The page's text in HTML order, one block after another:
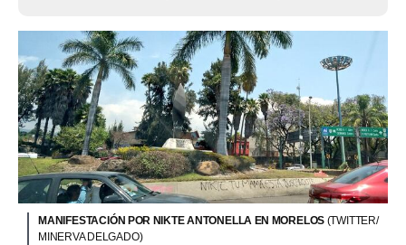
MANIFESTACIÓN POR NIKTE ANTONELLA EN MORELOS (TWITTER/
MINERVA DELGADO)